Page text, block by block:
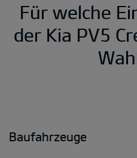
Für welche
der Kia PV5
Baufahrzeuge